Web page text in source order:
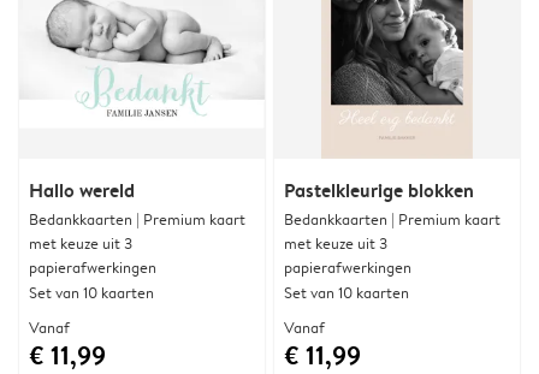
Hallo wereld
Bedankkaarten | Premium kaart
met keuze uit 3
papierafwerkingen
Set van 10 kaarten
Vanaf
€ 11,99
Pastelkleurige blokken
Bedankkaarten | Premium kaart
met keuze uit 3
papierafwerkingen
Set van 10 kaarten
Vanaf
€ 11,99